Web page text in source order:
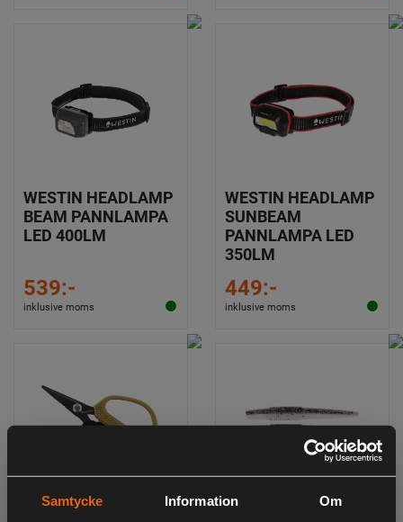
Samtycke Information Om
WESTIN HEADLAMP
BEAM PANNLAMPA
LED 400LM
539:-
inklusive moms
WESTIN HEADLAMP
SUNBEAM
PANNLAMPA LED
350LM
449:-
inklusive moms